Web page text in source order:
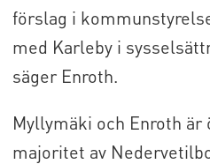
förslag i
med Karleby i
säger Enroth.
Myllymäki och Enroth är
majoritet av